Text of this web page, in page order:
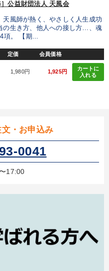
・お申込み
0041
17:00
］公益財団法人 天風会
風師が熱く、やさしく人生成功
の生き方、他人への接し方…、魂
項。 【期...
定価 会員価格
1,980円 1,925円
カートに
入れる